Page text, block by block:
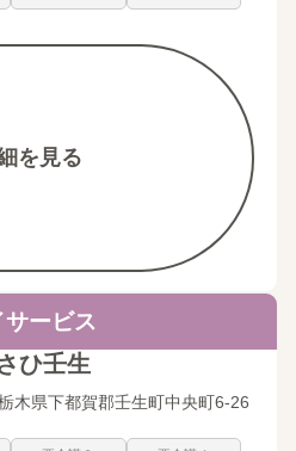
を見る
サービス
ひ壬生
木県下都賀郡壬生町中央町6-26